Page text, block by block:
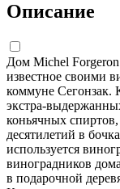
Описание
Дом Michel
известное своими
коммуне Сегонзак.
экстра-
коньячных
десятилетий в
используется
виноградников
в подарочной